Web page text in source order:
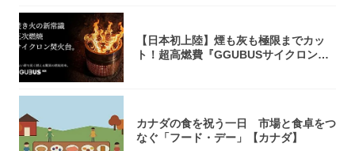
【日本初上陸】煙も灰も極限までカッ
ト！超高燃費『GGUBUSサイクロン焚
カナダの食を祝う一日 市場と食卓をつ
なぐ「フード・デー」【カナダ】